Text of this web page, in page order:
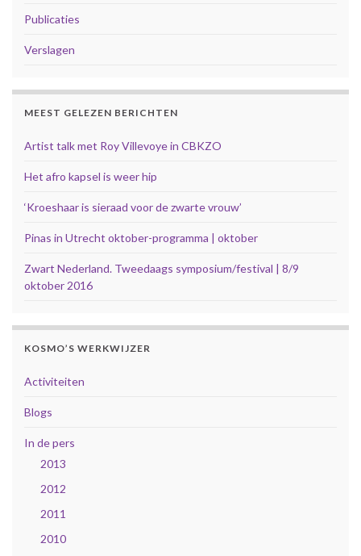
Publicaties
Verslagen
MEEST GELEZEN BERICHTEN
Artist talk met Roy Villevoye in CBKZO
Het afro kapsel is weer hip
‘Kroeshaar is sieraad voor de zwarte vrouw’
Pinas in Utrecht oktober-programma | oktober
Zwart Nederland. Tweedaags symposium/festival | 8/9
oktober 2016
KOSMO’S WERKWIJZER
Activiteiten
Blogs
In de pers
2013
2012
2011
2010